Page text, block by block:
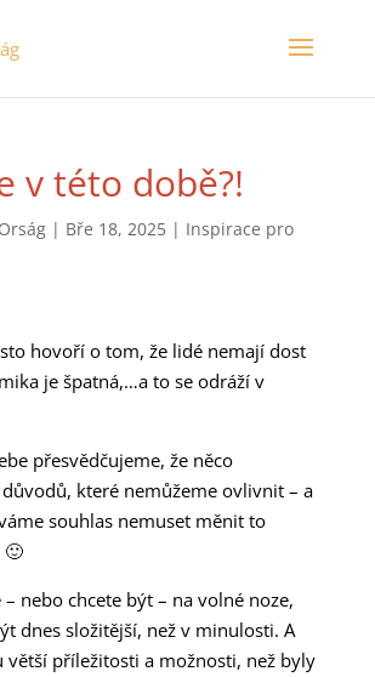
v této době?!
| Bře 18, 2025| Inspirace pro
hovoří o tom, že lidé nemají dost
je špatná,…a to se odráží v
přesvědčujeme, že něco
které nemůžeme ovlivnit – a
souhlas nemuset měnit to
🙂
nebo chcete být – na volné noze,
dnes složitější, než v minulosti. A
větší příležitosti a možnosti, než byly